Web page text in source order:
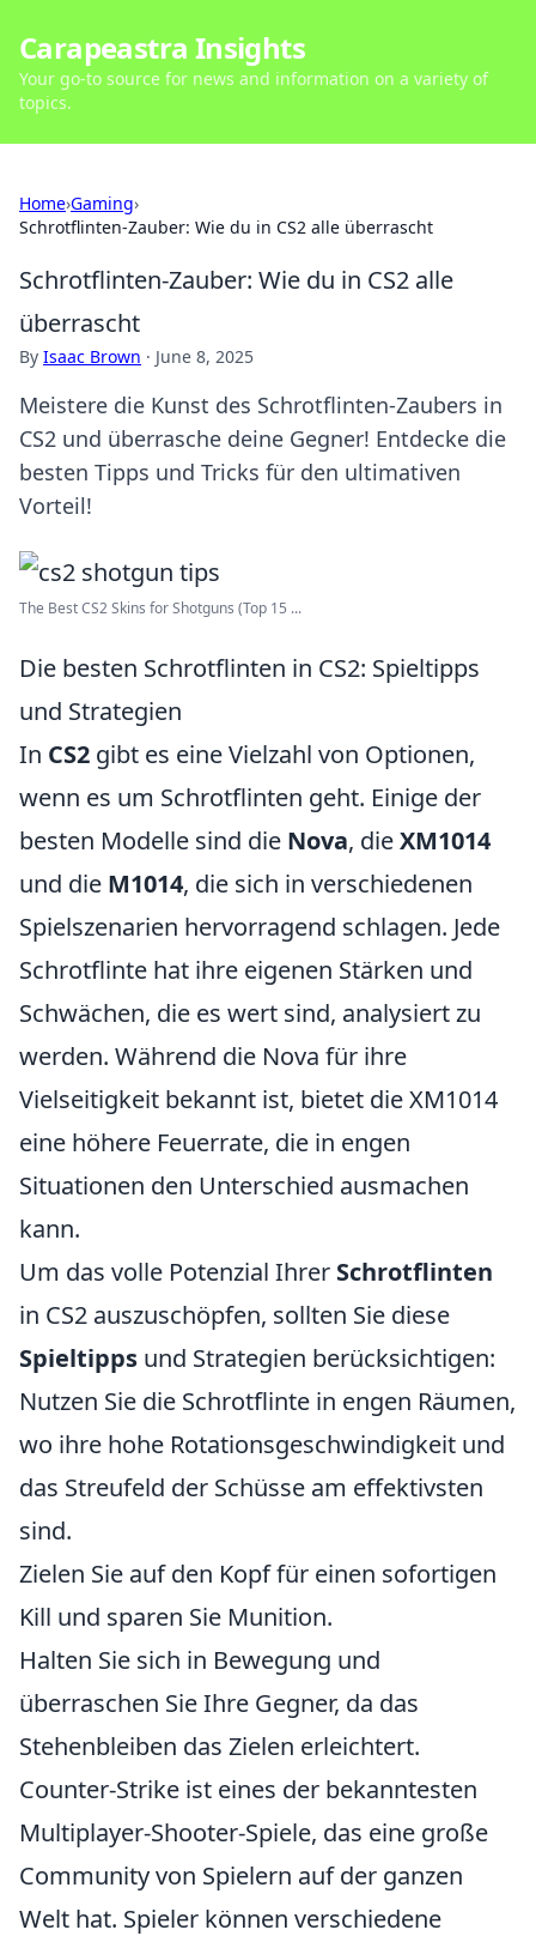
Carapeastra Insights
Your go-to source for news and information on a variety of
topics.
Home›Gaming›
Schrotflinten-Zauber: Wie du in CS2 alle überrascht
Schrotflinten-Zauber: Wie du in CS2 alle
überrascht
By Isaac Brown · June 8, 2025
Meistere die Kunst des Schrotflinten-Zaubers in
CS2 und überrasche deine Gegner! Entdecke die
besten Tipps und Tricks für den ultimativen
Vorteil!
The Best CS2 Skins for Shotguns (Top 15 ...
Die besten Schrotflinten in CS2: Spieltipps
und Strategien
In CS2 gibt es eine Vielzahl von Optionen,
wenn es um Schrotflinten geht. Einige der
besten Modelle sind die Nova, dieXM1014
und die M1014, die sich in verschiedenen
Spielszenarien hervorragend schlagen. Jede
Schrotflinte hat ihre eigenen Stärken und
Schwächen, die es wert sind, analysiert zu
werden. Während die Nova für ihre
Vielseitigkeit bekannt ist, bietet die XM1014
eine höhere Feuerrate, die in engen
Situationen den Unterschied ausmachen
kann.
Um das volle Potenzial Ihrer Schrotflinten
in CS2 auszuschöpfen, sollten Sie diese
Spieltipps und Strategien berücksichtigen:
Nutzen Sie die Schrotflinte in engen Räumen,
wo ihre hohe Rotationsgeschwindigkeit und
das Streufeld der Schüsse am effektivsten
sind.
Zielen Sie auf den Kopf für einen sofortigen
Kill und sparen Sie Munition.
Halten Sie sich in Bewegung und
überraschen Sie Ihre Gegner, da das
Stehenbleiben das Zielen erleichtert.
Counter-Strike ist eines der bekanntesten
Multiplayer-Shooter-Spiele, das eine große
Community von Spielern auf der ganzen
Welt hat. Spieler können verschiedene